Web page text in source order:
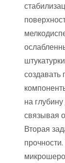
на
связывая
Вторая